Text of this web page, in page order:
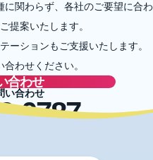
関わらず、各社のご要望に合わ
提案いたします。
ーションもご支援いたします。
わせください。
合わせ
い合わせ
0787